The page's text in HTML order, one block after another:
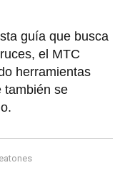
guía que busca
el MTC
herramientas
también se